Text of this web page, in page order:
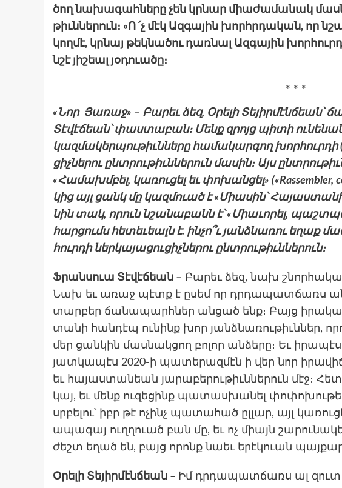
ծող նա­խագահ­նե­րը չեն կրնար միաժա­մանակ
թիւննե­րուն։ «Ո ՛չ մէկ Ազ­գա­յին խորհրդա­կան, որ
կող­մէ, կրնայ թեկ­նա­ծու դառ­նալ Ազ­գա­յին
նշէ յիշեալ յօդուածը։
* * *
«Նոր Յառաջ» – Բարեւ ձեզ, Օրելի
Տէվէճեան՝ փաստաբան։ Մենք զրոյց պի­տի
կազմակերպութիւնները համակարգող
ցիչնե­րու ընտրու­թիւննե­րուն մա­սին։ Այս
«Հա­մախմբել, կա­ռու­ցել եւ փո­խան­ցել» («Rassembler,
կից այլ ցանկ մը կազ­մուած է «Միաս­ին՝ Հա­յաս­տա­նի
նին տակ, որուն նշա­նաբանն է՝ «Միաւո­րել,
հար­ցումս հե­տեւեալն է. ին­չո՞ւ յանձնա­ռու եղաք
հուրդի ներ­կա­յացու­ցիչնե­րու ընտրու­թիւննե­րուն։
Ֆրանսուա Տէվէճեան – Բա­րեւ ձեզ, նախ
Նախ եւ առաջ պէտք է ըսեմ որ դրդապատճառս
տար­բեր ճա­նապարհներ ան­ցած ենք։ Բայց
տա­նի հան­դէպ ու­նինք խո­ր յանձնա­ռու­թիւններ,
մեր ցան­կին մաս­նակցող բո­լոր ան­ձե­րը։ Եւ
յատ­կա­պէս 2020-ի պա­տերազ­մէն ի վեր նոր
եւ հա­յաս­տա­նեան յա­րաբե­րու­թիւննե­րուն մէջ։
կայ, եւ մենք ու­զե­ցինք պա­տաս­խա­նել
սրբե­լու՝ իբր թէ ոչինչ պա­տահած ըլ­լար, այլ
ապա­գայ ուղղուած բան մը, եւ ոչ միայն
ժեշտ եղած են, բայց որոնք նաեւ երէ­կուան
Օրելի Տեյիրմէնճեան – Իմ դրդապատճառս ալ զուտ